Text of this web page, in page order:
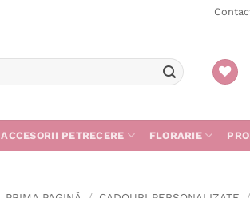
ACCESORII PETRECERE FLORARIE